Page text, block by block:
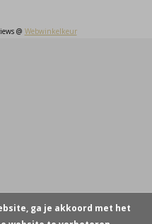
@ Webwinkelkeur
ga je akkoord met het